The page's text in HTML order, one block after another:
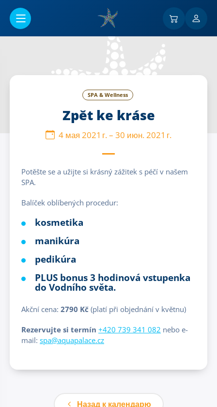
SPA & Wellness
Zpět ke kráse
4 мая 2021 г.– 30 июн. 2021 г.
Potěšte se a užijte si krásný zážitek s péčí v našem
SPA.
Balíček oblíbených procedur:
kosmetika
manikúra
pedikúra
PLUS bonus 3 hodinová vstupenka
do Vodního světa.
Akční cena: 2790 Kč (platí při objednání v květnu)
Rezervujte si termín +420 739 341 082 nebo e-
mail: spa@aquapalace.cz
Назад к календарю